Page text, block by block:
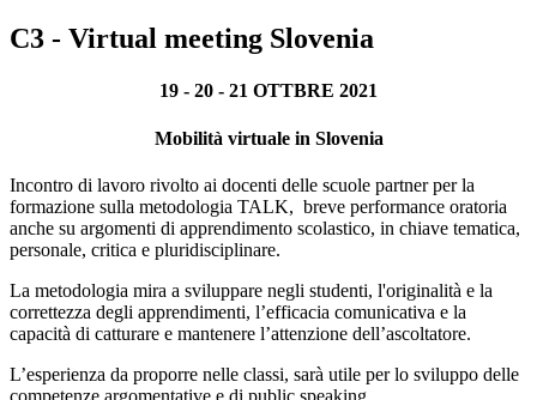
C3 - Virtual meeting Slovenia
19 - 20 - 21 OTTBRE 2021
Mobilità virtuale in Slovenia
Incontro di lavoro rivolto ai docenti delle scuole partner per la
formazione sulla metodologia TALK, breve performance oratoria
anche su argomenti di apprendimento scolastico, in chiave tematica,
personale, critica e pluridisciplinare.
La metodologia mira a sviluppare negli studenti, l'originalità e la
correttezza degli apprendimenti, l’efficacia comunicativa e la
capacità di catturare e mantenere l’attenzione dell’ascoltatore.
L’esperienza da proporre nelle classi, sarà utile per lo sviluppo delle
competenze argomentative e di public speaking.